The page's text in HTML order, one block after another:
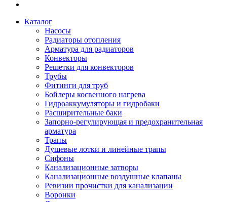
Каталог
Насосы
Радиаторы отопления
Арматура для радиаторов
Конвекторы
Решетки для конвекторов
Трубы
Фитинги для труб
Бойлеры косвенного нагрева
Гидроаккумуляторы и гидробаки
Расширительные баки
Запорно-регулирующая и предохранительная
арматура
Трапы
Душевые лотки и линейные трапы
Сифоны
Канализационные затворы
Канализационные воздушные клапаны
Ревизии прочистки для канализации
Воронки